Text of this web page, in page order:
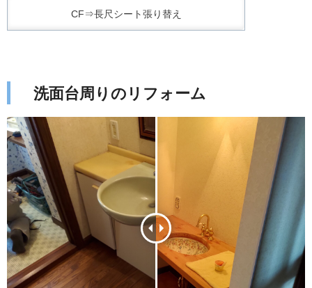
CF⇒長尺シート張り替え
洗面台周りのリフォーム